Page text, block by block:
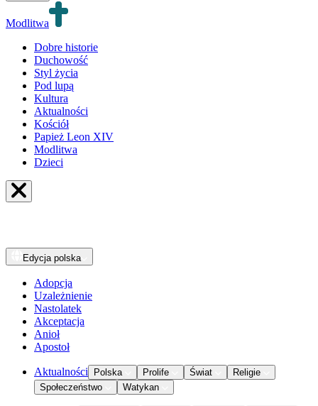
Modlitwa
Dobre historie
Duchowość
Styl życia
Pod lupą
Kultura
Aktualności
Kościół
Papież Leon XIV
Modlitwa
Dzieci
Edycja polska
Adopcja
Uzależnienie
Nastolatek
Akceptacja
Anioł
Apostoł
Aktualności Polska Prolife Świat
Religie
Społeczeństwo
Watykan